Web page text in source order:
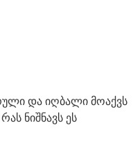
და იღბალი მოაქვს
ნიშნავს ეს